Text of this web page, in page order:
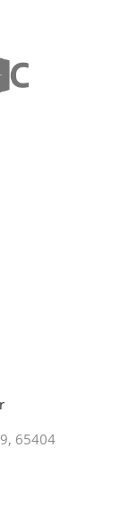
65404